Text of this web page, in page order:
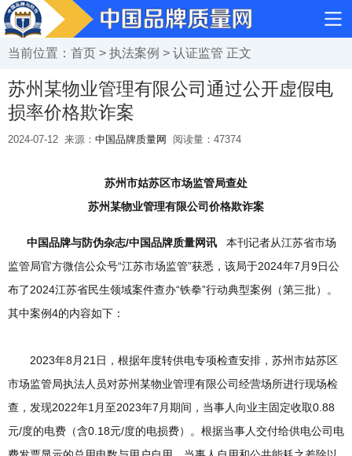
当前位置： 首页 > 执法案例 > 认证监管 正文
苏州某物业管理有限公司通过公开虚假电
损率价格欺诈案
2024-07-12 来源： 中国品牌质量网 阅读量： 47374
苏州市姑苏区市场监管局查处
苏州某物业管理有限公司价格欺诈案
中国品牌与防伪杂志/中国品牌质量网讯 本刊记者从江苏省市场
监管局官方微信公众号“江苏市场监管”获悉，该局于2024年7月9日公
布了2024江苏省民生领域案件查办“铁拳”行动典型案例（第三批）。
其中案例4的内容如下：
2023年8月21日，根据年度转供电专项检查安排，苏州市姑苏区
市场监管局执法人员对苏州某物业管理有限公司经营场所进行现场检
查，发现2022年1月至2023年7月期间，当事人向业主固定收取0.88
元/度的电费（含0.18元/度的电损费）。根据当事人交付给供电公司电